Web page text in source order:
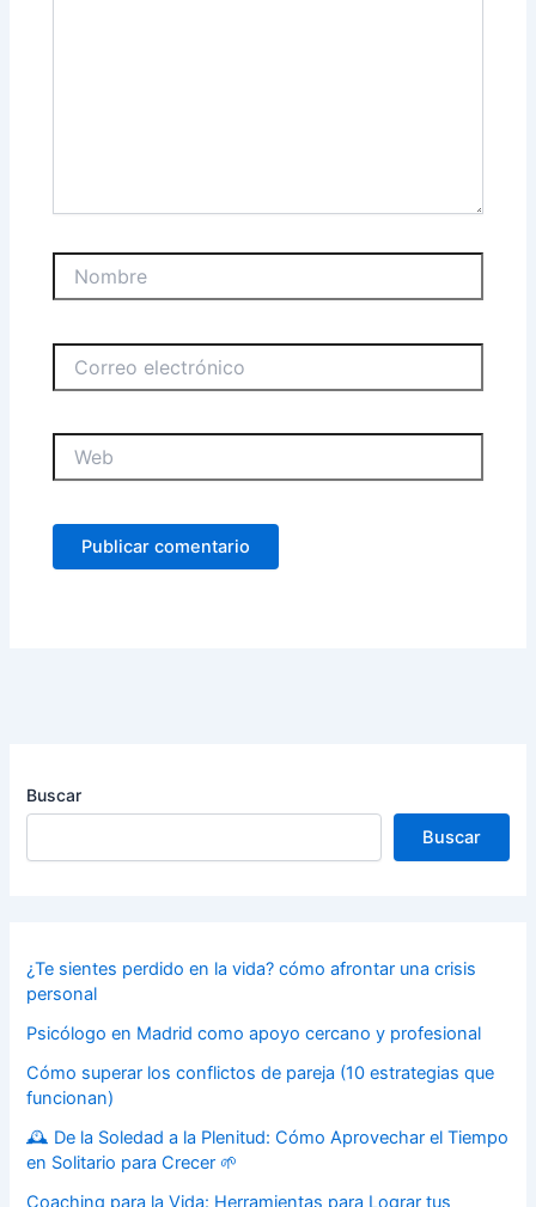
electrónico
Buscar
Buscar
¿Te sientes perdido en la vida? cómo afrontar una crisis
personal
Psicólogo en Madrid como apoyo cercano y profesional
Cómo superar los conflictos de pareja (10 estrategias que
funcionan)
🕰️ De la Soledad a la Plenitud: Cómo Aprovechar el Tiempo
en Solitario para Crecer 🌱
Coaching para la Vida: Herramientas para Lograr tus